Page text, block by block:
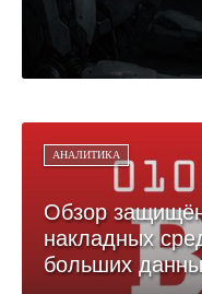
АНАЛИТИКА
Обзор
накладных
больших